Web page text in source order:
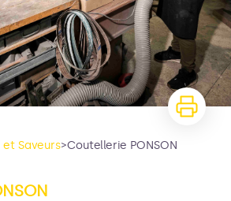
Saveurs>Coutellerie PONSON